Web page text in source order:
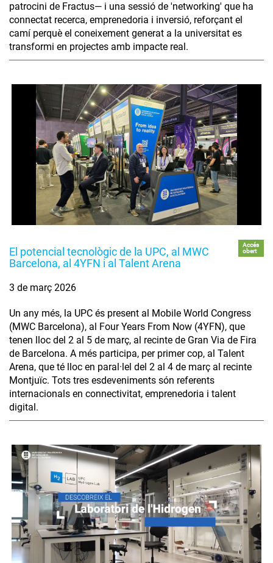
patrocini de Fractus— i una sessió de 'networking' que ha
connectat recerca, emprenedoria i inversió, reforçant el
camí perquè el coneixement generat a la universitat es
transformi en projectes amb impacte real.
El potencial tecnològic de la UPC, al MWC
Barcelona, al 4YFN i al Talent Arena
Accés
obert
3 de març 2026
Un any més, la UPC és present al Mobile World Congress
(MWC Barcelona), al Four Years From Now (4YFN), que
tenen lloc del 2 al 5 de març, al recinte de Gran Via de Fira
de Barcelona. A més participa, per primer cop, al Talent
Arena, que té lloc en paral·lel del 2 al 4 de març al recinte
Montjuïc. Tots tres esdeveniments són referents
internacionals en connectivitat, emprenedoria i talent
digital.